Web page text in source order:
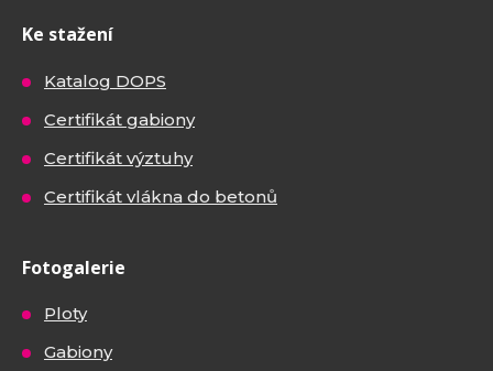
Ke stažení
Katalog DOPS
Certifikát gabiony
Certifikát výztuhy
Certifikát vlákna do betonů
Fotogalerie
Ploty
Gabiony